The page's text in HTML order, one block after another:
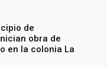
de
obra de
en la colonia La